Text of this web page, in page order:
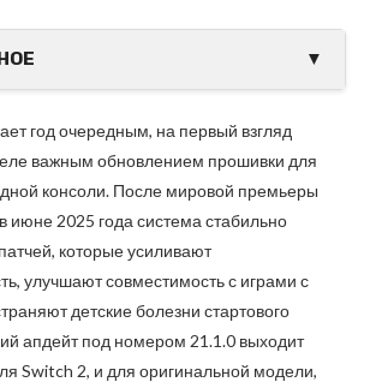
▼
год очередным, на первый взгляд
важным обновлением прошивки для
консоли. После мировой премьеры
июне 2025 года система стабильно
которые усиливают
улучшают совместимость с играми с
детские болезни стартового
апдейт под номером 21.1.0 выходит
Switch 2, и для оригинальной модели,